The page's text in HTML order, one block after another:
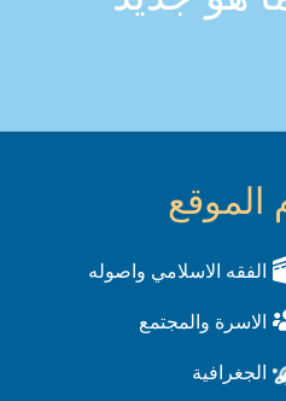
الفقه الاسلامي واصوله
الاسرة والمجتمع
الجغرافية